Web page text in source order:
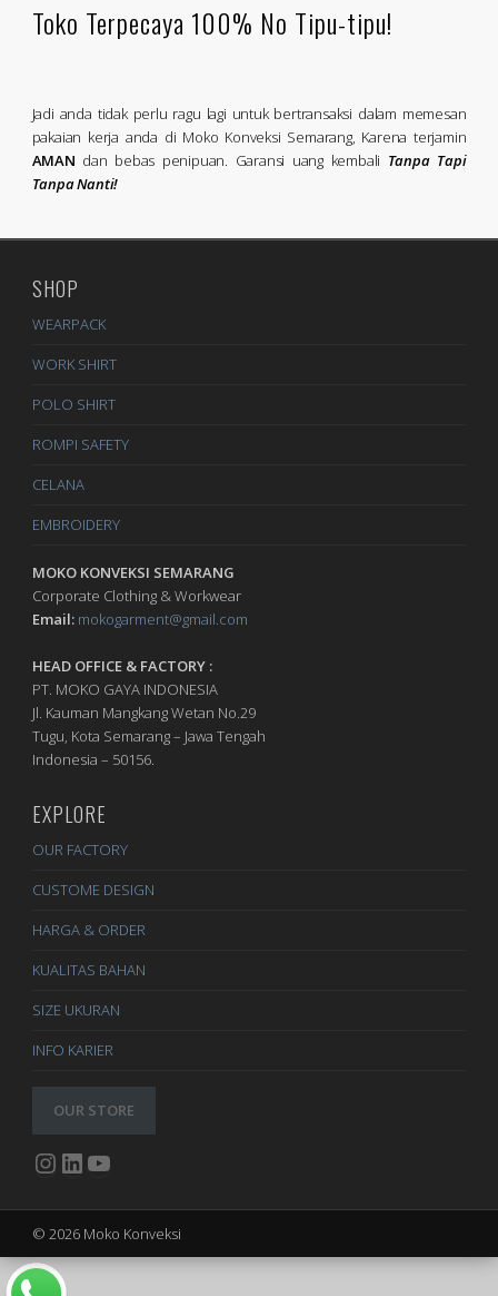
Toko Terpecaya 100% No Tipu-tipu!
Jadi anda tidak perlu ragu lagi untuk bertransaksi dalam memesan
pakaian kerja anda di Moko Konveksi Semarang, Karena terjamin
AMAN dan bebas penipuan. Garansi uang kembali Tanpa Tapi
Tanpa Nanti!
SHOP
WEARPACK
WORK SHIRT
POLO SHIRT
ROMPI SAFETY
CELANA
EMBROIDERY
MOKO KONVEKSI SEMARANG
Corporate Clothing & Workwear
Email: mokogarment@gmail.com
HEAD OFFICE & FACTORY :
PT. MOKO GAYA INDONESIA
Jl. Kauman Mangkang Wetan No.29
Tugu, Kota Semarang – Jawa Tengah
Indonesia – 50156.
EXPLORE
OUR FACTORY
CUSTOME DESIGN
HARGA & ORDER
KUALITAS BAHAN
SIZE UKURAN
INFO KARIER
OUR STORE
Instagram
LinkedIn
YouTube
© 2026 Moko Konveksi